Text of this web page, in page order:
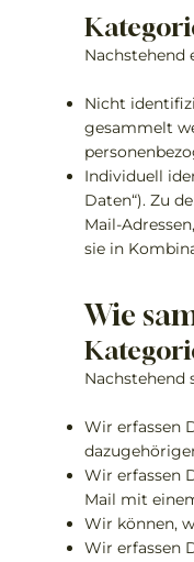
Nachstehend
Nicht
gesammelt
Individuell
Daten“). Zu
Mail-
sie in
Wie
Nachstehend
Wir erfassen
Wir erfassen
Mail mit
Wir können,
Wir erfassen